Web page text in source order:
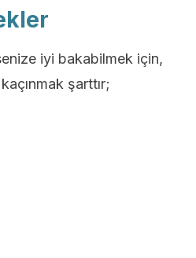
iyi bakabilmek için,
şarttır;